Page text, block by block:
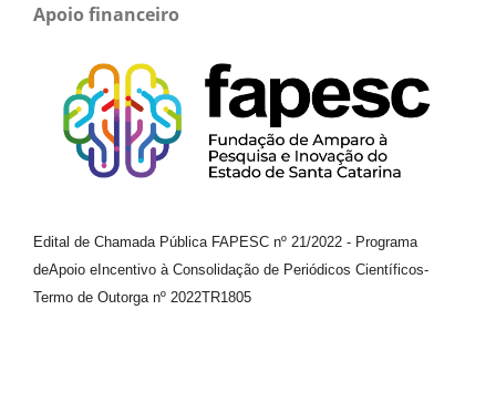
Apoio financeiro
Edital de Chamada Pública FAPESC nº 21/2022 - Programa
deApoio e Incentivo à Consolidação de Periódicos Científicos-
Termo de Outorga nº 2022TR1805